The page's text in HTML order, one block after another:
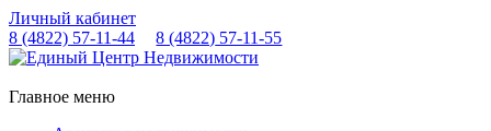
Личный кабинет
8 (4822) 57-11-44 8 (4822) 57-11-55
Главное меню